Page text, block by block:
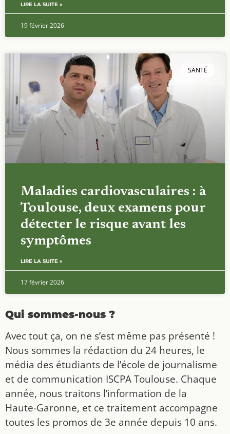
LIRE LA SUITE »
19 février 2026
SANTÉ
Maladies cardiovasculaires : à
Toulouse, deux examens pour
détecter le risque avant les
symptômes
LIRE LA SUITE »
17 février 2026
Qui sommes-nous ?
Avec tout ça, on ne s’est même pas présenté !
Nous sommes la rédaction du 24 heures, le
média des étudiants de l’école de journalisme
et de communication ISCPA Toulouse. Chaque
année, nous traitons l’information de la
Haute-Garonne, et ce traitement accompagne
toutes les promos de 3e année depuis 10 ans.